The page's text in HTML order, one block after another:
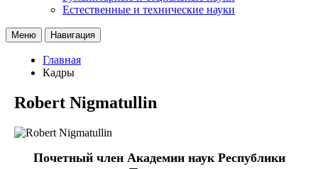
Естественные и технические науки
Меню Навигация
Главная
Кадры
Robert Nigmatullin
Почетный член Академии наук Республики